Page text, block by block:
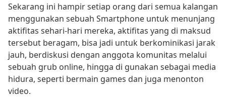
Sekarang ini hampir setiap orang dari semua kalangan
menggunakan sebuah Smartphone untuk menunjang
aktifitas sehari-hari mereka, aktifitas yang di maksud
tersebut beragam, bisa jadi untuk berkominikasi jarak
jauh, berdiskusi dengan anggota komunitas melalui
sebuah grub online, hingga di gunakan sebagai media
hidura, seperti bermain games dan juga menonton
video.